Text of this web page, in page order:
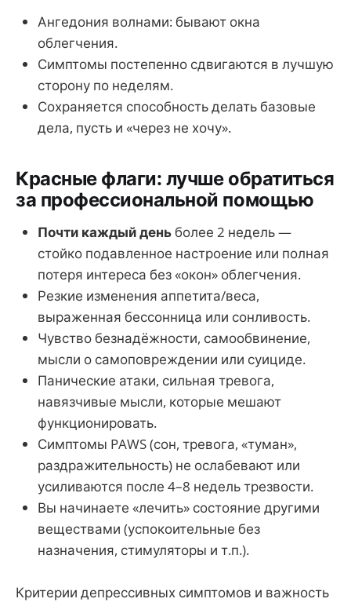
Ангедония волнами: бывают окна
облегчения.
Симптомы постепенно сдвигаются в лучшую
сторону по неделям.
Сохраняется способность делать базовые
дела, пусть и «через не хочу».
Красные флаги: лучше обратиться
за профессиональной помощью
Почти каждый деньболее 2 недель —
стойко подавленное настроение или полная
потеря интереса без «окон» облегчения.
Резкие изменения аппетита/веса,
выраженная бессонница или сонливость.
Чувство безнадёжности, самообвинение,
мысли о самоповреждении или суициде.
Панические атаки, сильная тревога,
навязчивые мысли, которые мешают
функционировать.
Симптомы PAWS (сон, тревога, «туман»,
раздражительность) не ослабевают или
усиливаются после 4–8 недель трезвости.
Вы начинаете «лечить» состояние другими
веществами (успокоительные без
назначения, стимуляторы и т.п.).
Критерии депрессивных симптомов и важность